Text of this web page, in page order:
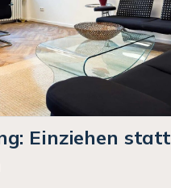
Einziehen statt